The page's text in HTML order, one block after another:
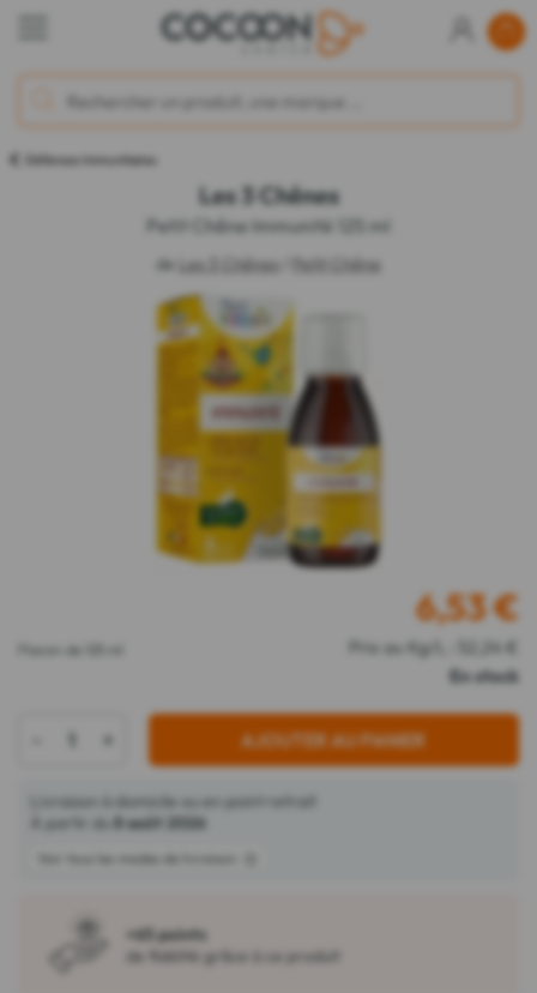
Défenses Immunitaires
Les 3 Chênes
Petit Chêne Immunité 125 ml
de Les 3 Chênes Petit Chêne
Flacon de 125 ml
6,53€
Prix au Kg/L : 52,24 €
En stock
+ AJOUTER AU PANIER
Livraison à domicile ou en point retrait
À partir du 8 août 2026
Voir tous les modes de livraison
+65 points
de fidélité grâce à ce produit